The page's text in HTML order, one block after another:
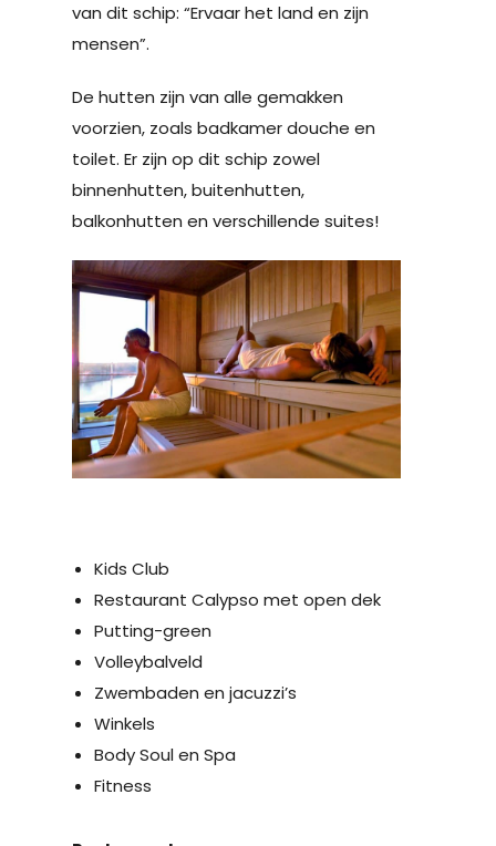
van dit schip: “Ervaar het land en zijn
mensen”.
De hutten zijn van alle gemakken
voorzien, zoals badkamer douche en
toilet. Er zijn op dit schip zowel
binnenhutten, buitenhutten,
balkonhutten en verschillende suites!
Kids Club
Restaurant Calypso met open dek
Putting-green
Volleybalveld
Zwembaden en jacuzzi’s
Winkels
Body Soul en Spa
Fitness